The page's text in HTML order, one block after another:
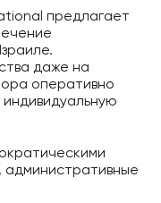
предлагает
даже на
оперативно
административные